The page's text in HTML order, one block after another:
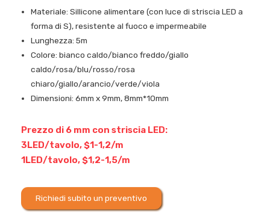
Materiale: Sillicone alimentare (con luce di striscia LED a
forma di S), resistente al fuoco e impermeabile
Lunghezza: 5m
Colore: bianco caldo/bianco freddo/giallo
caldo/rosa/blu/rosso/rosa
chiaro/giallo/arancio/verde/viola
Dimensioni: 6mm x 9mm, 8mm*10mm
Prezzo di 6 mm con striscia LED:
3LED/tavolo, $1-1,2/m
1LED/tavolo, $1,2-1,5/m
Richiedi subito un preventivo